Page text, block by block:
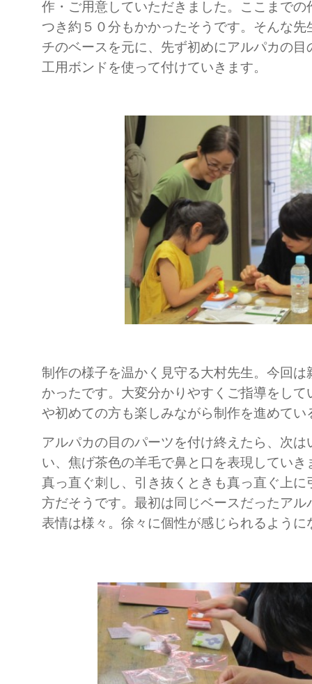
作・ご用意していただきました。ここまで
つき約５０分もかかったそうです。そんな
チのベースを元に、先ず初めにアルパカの
工用ボンドを使って付けていきます。
制作の様子を温かく見守る大村先生。今回
かったです。大変分かりやすくご指導をし
や初めての方も楽しみながら制作を進めてい
アルパカの目のパーツを付け終えたら、次
い、焦げ茶色の羊毛で鼻と口を表現してい
真っ直ぐ刺し、引き抜くときも真っ直ぐ上
方だそうです。最初は同じベースだったア
表情は様々。徐々に個性が感じられるように